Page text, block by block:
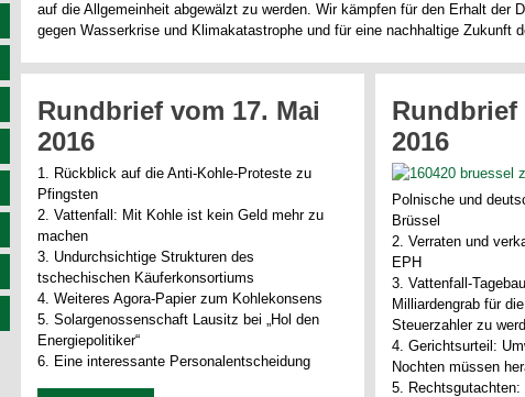
auf die Allgemeinheit abgewälzt zu werden. Wir kämpfen für den Erhalt der
gegen Wasserkrise und Klimakatastrophe und für eine nachhaltige Zukunft
Rundbrief vom 17. Mai
2016
1. Rückblick auf die Anti-Kohle-Proteste zu
Pfingsten
2. Vattenfall: Mit Kohle ist kein Geld mehr zu
machen
3. Undurchsichtige Strukturen des
tschechischen Käuferkonsortiums
4. Weiteres Agora-Papier zum Kohlekonsens
5. Solargenossenschaft Lausitz bei „Hol den
Energiepolitiker“
6. Eine interessante Personalentscheidung
Rundbrief
2016
Polnische und
Brüssel
2. Verraten und
EPH
3. Vattenfall-
Milliardengrab für
Steuerzahler zu
4. Gerichtsurteil:
Nochten müssen
5.